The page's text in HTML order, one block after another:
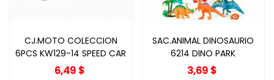
CJ.MOTO COLECCION
6PCS KW129-14 SPEED CAR
6,49 $
SAC.ANIMAL DINOSAURIO
6214 DINO PARK
3,69 $